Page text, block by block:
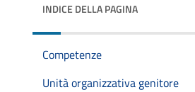
INDICE DELLA PAGINA
Competenze
Unità organizzativa genitore